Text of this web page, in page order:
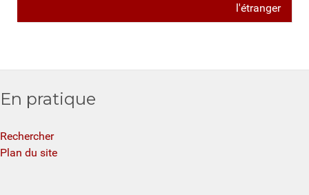
l'étranger
En pratique
Rechercher
Plan du site